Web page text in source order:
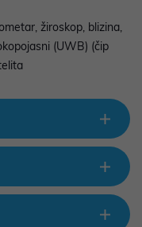
žiroskop, blizina,
(UWB) (čip